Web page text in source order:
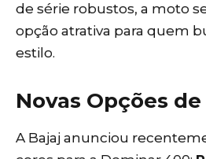
de série robustos, a moto
opção atrativa para quem
estilo.
Novas Opções de
A Bajaj anunciou